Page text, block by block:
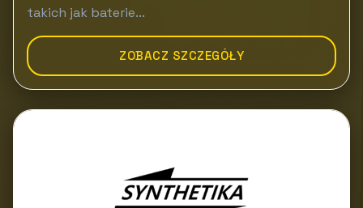
takich jak baterie...
ZOBACZ SZCZEGÓŁY